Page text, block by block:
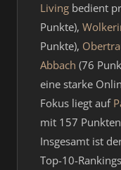
Living bedient
Punkte),
Punkte),
Abbach (76
eine starke
Fokus liegt auf
mit 157
Insgesamt ist
Top-10-